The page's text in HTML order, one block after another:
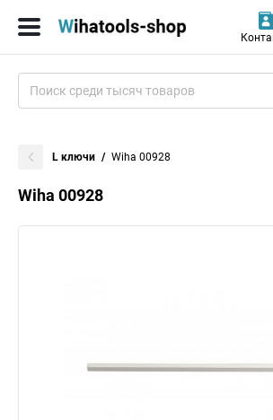
L ключи Wiha 00928
Wiha 00928